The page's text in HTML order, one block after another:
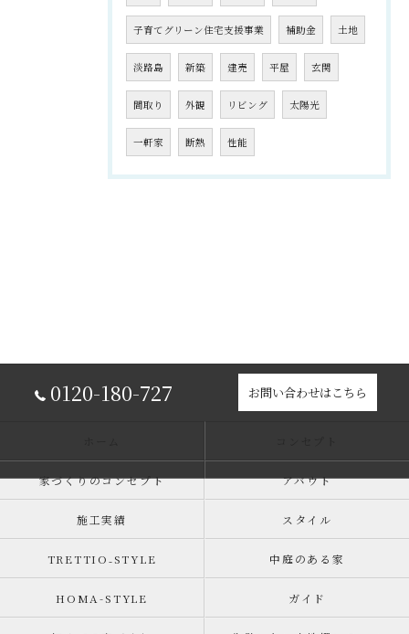
子育てグリーン住宅支援事業 補助金 土地
淡路島 新築 建売 平屋 玄関
間取り 外観 リビング 太陽光
一軒家 断熱 性能
0120-180-727 お問い合わせはこちら
家づくりのコンセプト アバウト
施工実績 スタイル
TRETTIO₋STYLE 中庭のある家
HOMA-STYLE ガイド